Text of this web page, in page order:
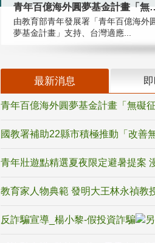
青年百億海外
由教育部青年發展署「青年百億海外
夢基金計畫」支持、台灣適應...
最新消息
青年百億海外圓夢基金計畫「無礙
國教署補助22縣市積極推動「改善
青年壯遊點精選夏夜限定避暑提案
教育家人物典範 發明大王林永禎教
反詐騙宣導_楊小黎-假投資詐騙